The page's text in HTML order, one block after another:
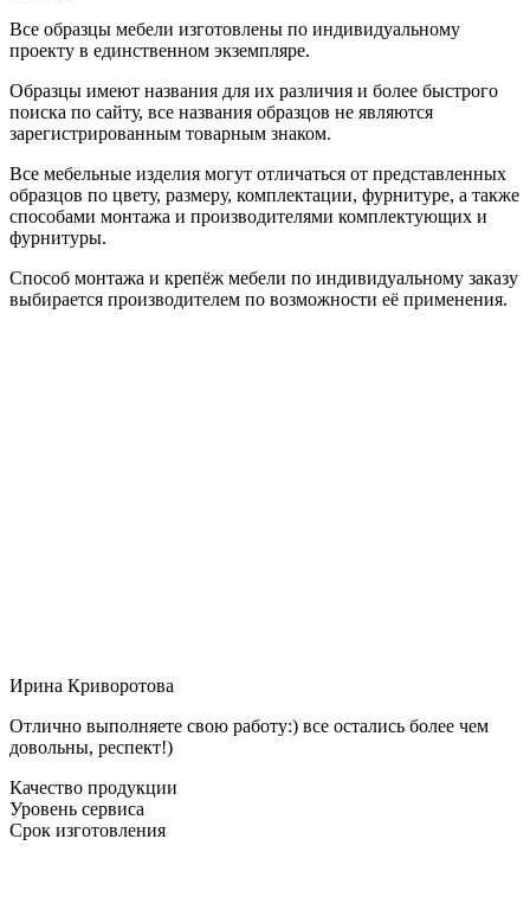
Все образцы мебели изготовлены по индивидуальному
проекту в единственном экземпляре.
Образцы имеют названия для их различия и более быстрого
поиска по сайту, все названия образцов не являются
зарегистрированным товарным знаком.
Все мебельные изделия могут отличаться от представленных
образцов по цвету, размеру, комплектации, фурнитуре, а также
способами монтажа и производителями комплектующих и
фурнитуры.
Способ монтажа и крепёж мебели по индивидуальному заказу
выбирается производителем по возможности её применения.
Ирина Криворотова
Отлично выполняете свою работу:) все остались более чем
довольны, респект!)
Качество продукции
Уровень сервиса
Срок изготовления